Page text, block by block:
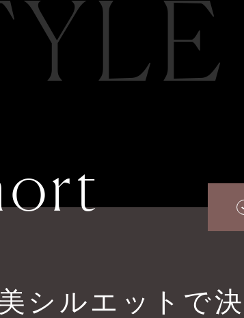
美シルエットで